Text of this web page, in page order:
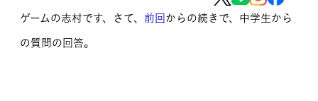
MOVIE
ゲームの志村です、さて、 前回 からの続きで、中学生から
の質問の回答。